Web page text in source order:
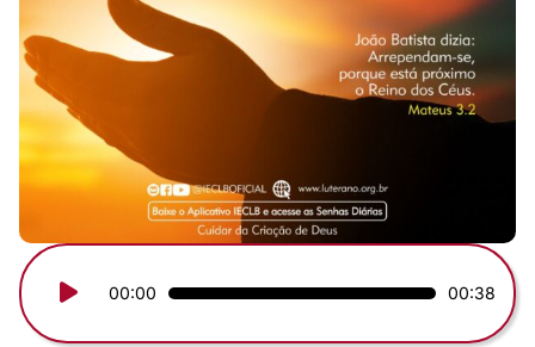
Tocador
de
áudio
00:00 00:38